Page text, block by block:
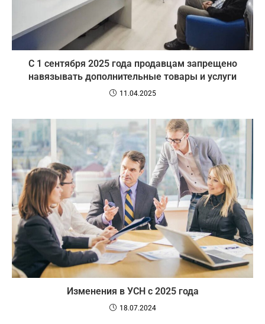
С 1 сентября 2025 года продавцам запрещено
навязывать дополнительные товары и услуги
11.04.2025
Изменения в УСН с 2025 года
18.07.2024